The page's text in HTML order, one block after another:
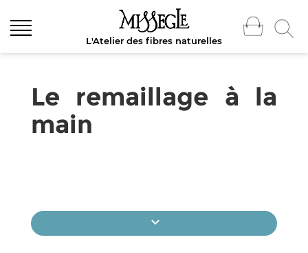
L'Atelier des fibres naturelles
Le remaillage à la
main
expand_more